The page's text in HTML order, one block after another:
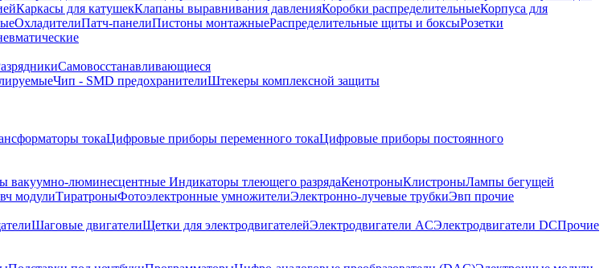
Каркасы для катушекКлапаны выравнивания давленияКоробки распределительныеКорпуса для
ОхладителиПатч-панелиПистоны монтажныеРаспределительные щиты и боксыРозетки
Самовосстанавливающиеся
Чип - SMD предохранителиШтекеры комплексной защиты
токаЦифровые приборы переменного токаЦифровые приборы постоянного
вакуумно-люминесцентные Индикаторы тлеющего разрядаКенотроныКлистроныЛампы бегущей
модулиТиратроныФотоэлектронные умножителиЭлектронно-лучевые трубкиЭвп прочие
Шаговые двигателиЩетки для электродвигателейЭлектродвигатели ACЭлектродвигатели DCПрочие